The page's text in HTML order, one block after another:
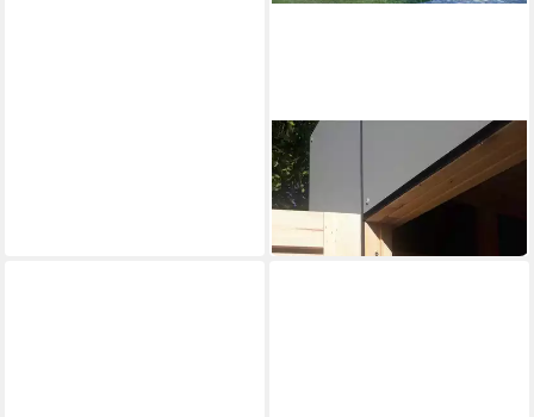
BERTILO
Gartenhaus HPL 1
3.499,99 €
101,61 €mtl. in 48 Raten
lieferbar in 2 Wochen